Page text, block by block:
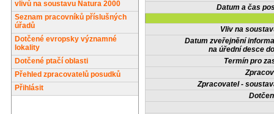
vlivů na soustavu Natura 2000
Seznam pracovníků příslušných
úřadů
Dotčené evropsky významné
lokality
Dotčené ptačí oblasti
Přehled zpracovatelů posudků
Přihlásit
Datum a čas
Vliv na
Datum zveřejnění
na úřední desce
Termín pro
Zpracovatel -